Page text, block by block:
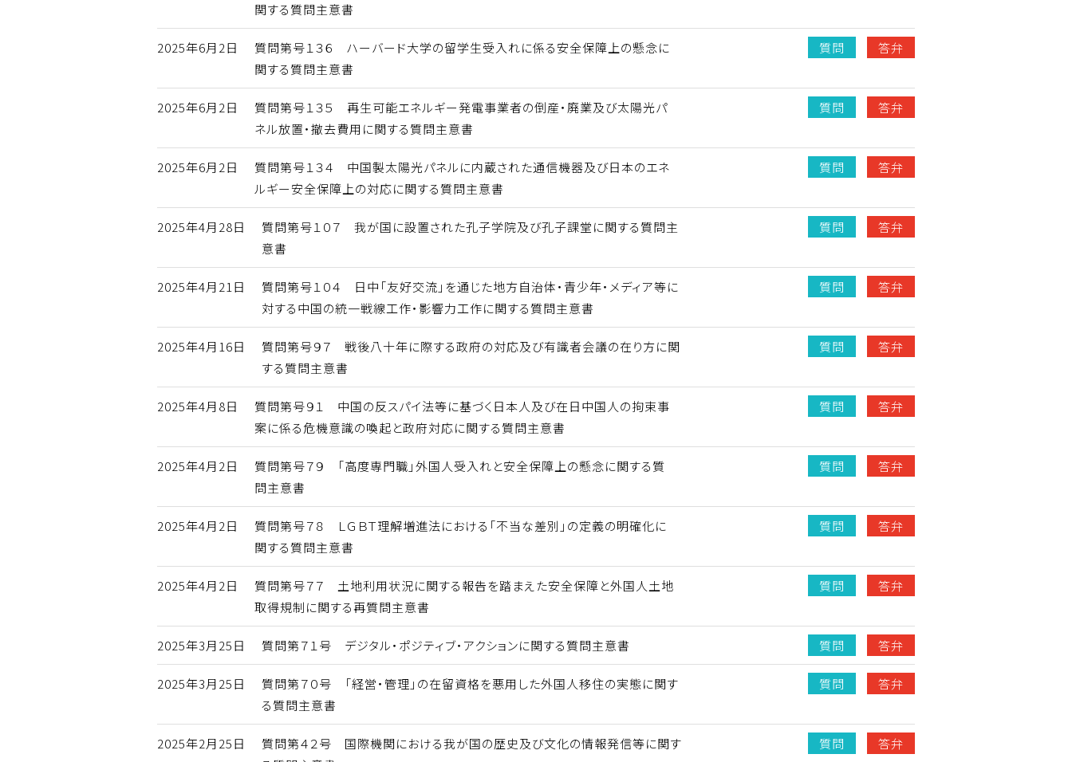
関する質問主意書
2025年6月2日
質問第号１３６ ハーバード大学の留学生受入れに係る安全保障上の懸念に
関する質問主意書
質問 答弁
2025年6月2日
質問第号１３５ 再生可能エネルギー発電事業者の倒産・廃業及び太陽光パ
ネル放置・撤去費用に関する質問主意書
質問 答弁
2025年6月2日
質問第号１３４ 中国製太陽光パネルに内蔵された通信機器及び日本のエネ
ルギー安全保障上の対応に関する質問主意書
質問 答弁
2025年4月28日
質問第号１０７ 我が国に設置された孔子学院及び孔子課堂に関する質問主
意書
質問 答弁
2025年4月21日
質問第号１０４ 日中「友好交流」を通じた地方自治体・青少年・メディア等に
対する中国の統一戦線工作・影響力工作に関する質問主意書
質問 答弁
2025年4月16日
質問第号９７ 戦後八十年に際する政府の対応及び有識者会議の在り方に関
する質問主意書
質問 答弁
2025年4月8日
質問第号９１ 中国の反スパイ法等に基づく日本人及び在日中国人の拘束事
案に係る危機意識の喚起と政府対応に関する質問主意書
質問 答弁
2025年4月2日
質問第号７９ 「高度専門職」外国人受入れと安全保障上の懸念に関する質
問主意書
質問 答弁
2025年4月2日
質問第号７８ ＬＧＢＴ理解増進法における「不当な差別」の定義の明確化に
関する質問主意書
質問 答弁
2025年4月2日
質問第号７７ 土地利用状況に関する報告を踏まえた安全保障と外国人土地
取得規制に関する再質問主意書
質問 答弁
2025年3月25日 質問第７１号 デジタル・ポジティブ・アクションに関する質問主意書 質問 答弁
2025年3月25日
質問第７０号 「経営・管理」の在留資格を悪用した外国人移住の実態に関す
る質問主意書
質問 答弁
2025年2月25日
質問第４２号 国際機関における我が国の歴史及び文化の情報発信等に関す
質問 答弁